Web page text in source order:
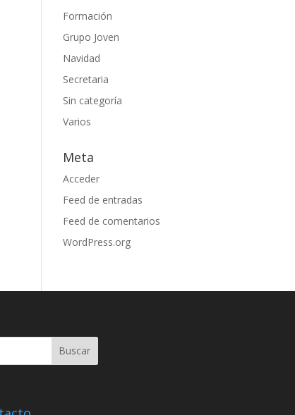
Formación
Grupo Joven
Navidad
Secretaria
Sin categoría
Varios
Meta
Acceder
Feed de entradas
Feed de comentarios
WordPress.org